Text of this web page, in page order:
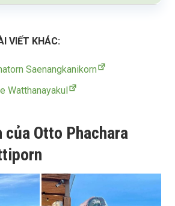
VIẾT KHÁC:
Saenangkanikorn
Watthanayakul
của Otto Phachara